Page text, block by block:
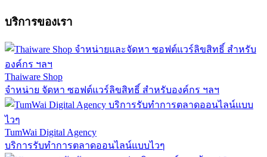
บริการของเรา
Thaiware Shop
จำหน่าย จัดหา ซอฟต์แวร์ลิขสิทธิ์ สำหรับองค์กร ฯลฯ
TumWai Digital Agency
บริการรับทำการตลาดออนไลน์แบบไวๆ